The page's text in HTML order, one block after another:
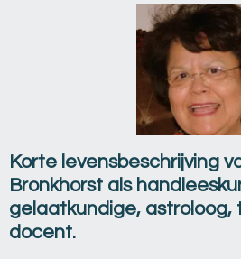
Korte levensbeschrijving
Bronkhorst als
gelaatkundige, astroloog,
docent.